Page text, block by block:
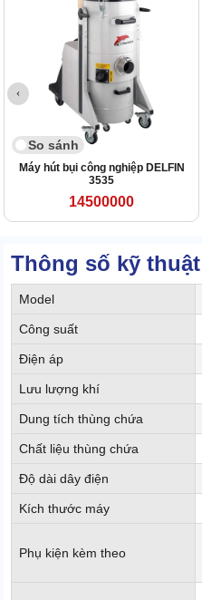
So sánh
Máy hút bụi công nghiệp DELFIN
3535
14500000
Thông số kỹ thuật
Model
Công suất
Điện áp
Lưu lượng khí
Dung tích thùng chứa
Chất liệu thùng chứa
Độ dài dây điện
Kích thước máy
Phụ kiện kèm theo